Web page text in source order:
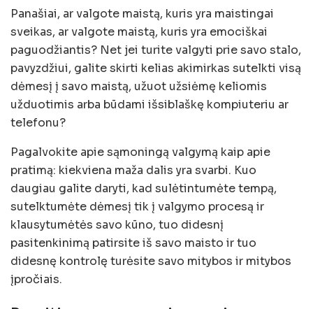
Panašiai, ar valgote maistą, kuris yra maistingai
sveikas, ar valgote maistą, kuris yra emociškai
paguodžiantis? Net jei turite valgyti prie savo stalo,
pavyzdžiui, galite skirti kelias akimirkas sutelkti visą
dėmesį į savo maistą, užuot užsiėmę keliomis
užduotimis arba būdami išsiblaškę kompiuteriu ar
telefonu?
Pagalvokite apie sąmoningą valgymą kaip apie
pratimą: kiekviena maža dalis yra svarbi. Kuo
daugiau galite daryti, kad sulėtintumėte tempą,
sutelktumėte dėmesį tik į valgymo procesą ir
klausytumėtės savo kūno, tuo didesnį
pasitenkinimą patirsite iš savo maisto ir tuo
didesnę kontrolę turėsite savo mitybos ir mitybos
įpročiais.